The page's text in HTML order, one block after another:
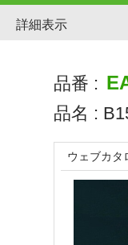
詳細表示
品番 :
品名 :
ウェブカタ